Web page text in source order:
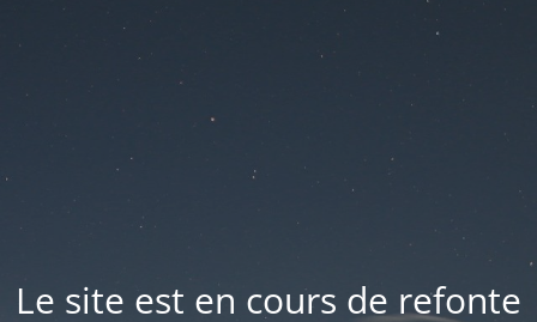
Le site est en cours de refonte